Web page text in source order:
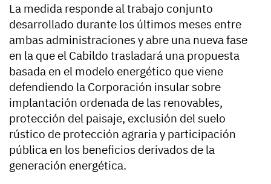
La medida responde al trabajo conjunto
desarrollado durante los últimos meses entre
ambas administraciones y abre una nueva fase
en la que el Cabildo trasladará una propuesta
basada en el modelo energético que viene
defendiendo la Corporación insular sobre
implantación ordenada de las renovables,
protección del paisaje, exclusión del suelo
rústico de protección agraria y participación
pública en los beneficios derivados de la
generación energética.